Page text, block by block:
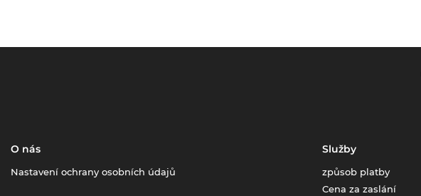
O nás
Nastavení ochrany osobních údajů
Služby
způsob platby
Cena za zaslání